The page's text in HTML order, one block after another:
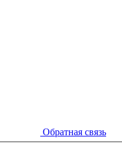
Обратная связь